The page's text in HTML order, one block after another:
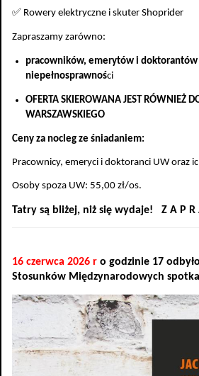
✅ Rowery elektryczne i skuter Shoprider
Zapraszamy zarówno:
pracowników, emerytów i doktorantów
niepełnosprawności
OFERTA SKIEROWANA JEST RÓWNIEŻ
WARSZAWSKIEGO
Ceny za nocleg ze śniadaniem:
Pracownicy, emeryci i doktoranci UW oraz
Osoby spoza UW: 55,00 zł/os.
Tatry są bliżej, niż się wydaje! Z A P R
16 czerwca 2026 r o godzinie 17
Stosunków Międzynarodowych